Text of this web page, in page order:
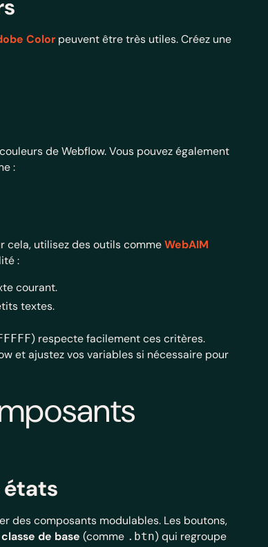
Colorpeuvent être très utiles. Créez une
de Webflow. Vous pouvez également
:
cela, utilisez des outils commeWebAIM
:
courant.
textes.
) respecte facilement ces critères.
et ajustez vos variables si nécessaire pour
états
des composants modulables. Les boutons,
classe de base (comme .btn) qui regroupe